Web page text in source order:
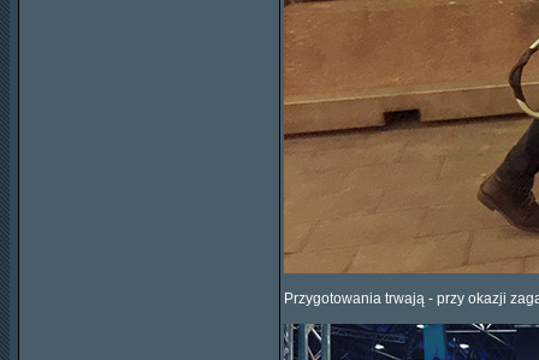
Przygotowania trwają - przy okazji